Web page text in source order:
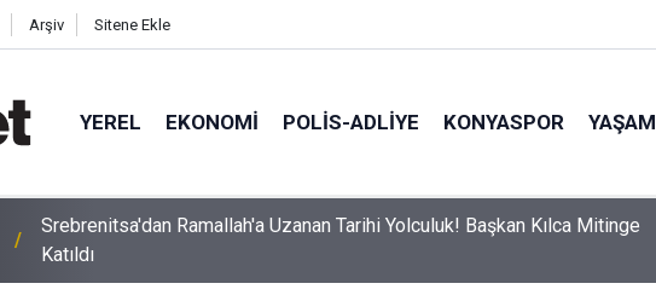
Arşiv Sitene Ekle
YEREL EKONOMI POLİS-ADLİYE KONYASPOR YAŞAM
Srebrenitsa'dan Ramallah'a Uzanan Tarihi Yolculuk! Başkan Kılca Mitinge
Katıldı